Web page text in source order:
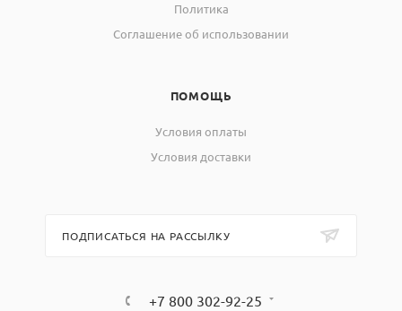
Политика
Соглашение об использовании
ПОМОЩЬ
Условия оплаты
Условия доставки
ПОДПИСАТЬСЯ НА РАССЫЛКУ
+7 800 302-92-25